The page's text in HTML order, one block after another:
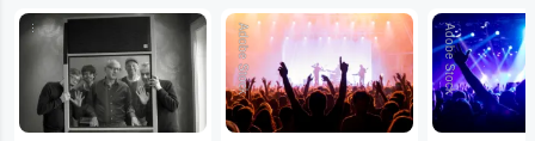
... Adobe Stock Adobe Stock